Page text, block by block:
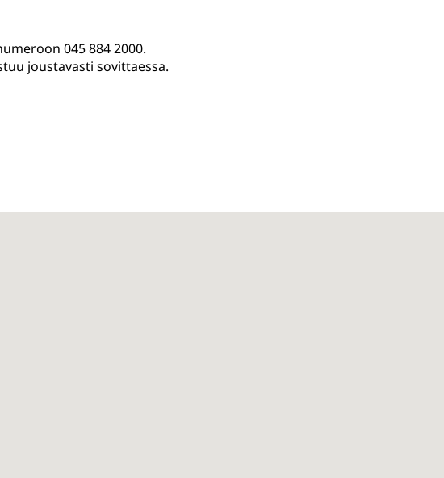
045 884 2000.
joustavasti sovittaessa.